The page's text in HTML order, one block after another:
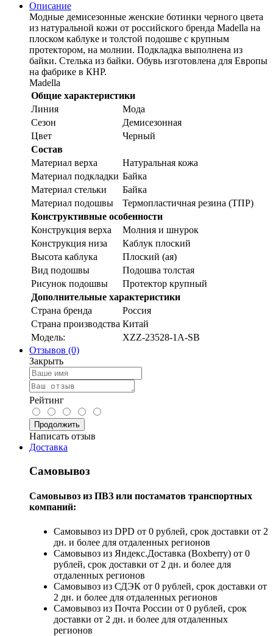
Описание
Модные демисезонные женские ботинки черного цвета
из натуральной кожи от российского бренда Madella на
плоском каблуке и толстой подошве с крупным
протектором, на молнии. Подкладка выполнена из
байки. Стелька из байки. Обувь изготовлена для Европы
на фабрике в КНР.
Madella
Общие характеристики
Линия
Мода
Сезон
Демисезонная
Цвет
Черный
Состав
Материал верха
Натуральная кожа
Материал подкладки Байка
Материал стельки
Байка
Материал подошвы
Термопластичная резина (ТПР)
Конструктивные особенности
Конструкция верха
Молния и шнурок
Конструкция низа
Каблук плоский
Высота каблука
Плоский (ая)
Вид подошвы
Подошва толстая
Рисунок подошвы
Протектор крупный
Дополнительные характеристики
Страна бренда
Россия
Страна производства Китай
Модель:
XZZ-23528-1A-SB
Отзывов (0)
Закрыть
Рейтинг
Продолжить
Написать отзыв
Доставка
Самовывоз
Самовывоз из ПВЗ или постаматов транспортных
компаний:
Самовывоз из DPD от 0 рублей, срок доставки от 2
дн. и более для отдаленных регионов
Самовывоз из Яндекс.Доставка (Boxberry) от 0
рублей, срок доставки от 2 дн. и более для
отдаленных регионов
Самовывоз из СДЭК от 0 рублей, срок доставки от
2 дн. и более для отдаленных регионов
Самовывоз из Почта России от 0 рублей, срок
доставки от 2 дн. и более для отдаленных
регионов